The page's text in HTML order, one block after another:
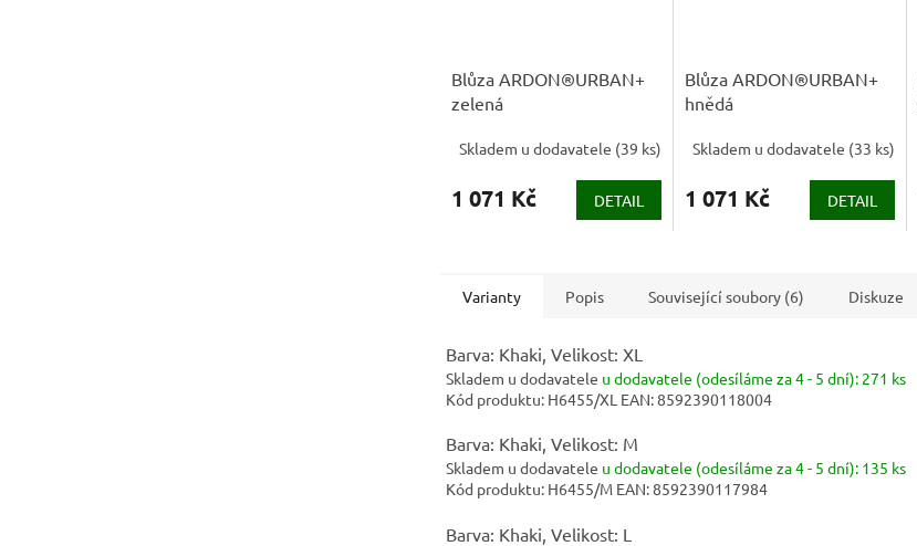
Blůza ARDON®URBAN+
zelená
Skladem u dodavatele (39 ks)
1 071 Kč DETAIL
Blůza ARDON®URBAN+
hnědá
Skladem u dodavatele (33 ks)
1 071 Kč DETAIL
Varianty Popis Související soubory (6) Diskuze
Barva: Khaki, Velikost: XL
Skladem u dodavatele u dodavatele (odesíláme za 4 - 5 dní): 271 ks
Kód produktu: H6455/XL EAN:8592390118004
Barva: Khaki, Velikost: M
Skladem u dodavatele u dodavatele (odesíláme za 4 - 5 dní): 135 ks
Kód produktu: H6455/M EAN:8592390117984
Barva: Khaki, Velikost: L